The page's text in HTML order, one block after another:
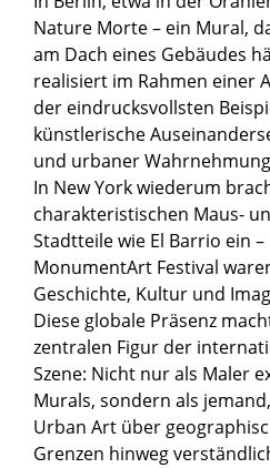
Nature Morte – ein Mural,
am Dach eines Gebäudes
realisiert im Rahmen einer
der eindrucksvollsten
künstlerische
und urbaner
In New York wiederum
charakteristischen Maus-
Stadtteile wie El Barrio ein
MonumentArt Festival
Geschichte, Kultur und
Diese globale Präsenz
zentralen Figur der
Szene: Nicht nur als Maler
Murals, sondern als
Urban Art über
Grenzen hinweg